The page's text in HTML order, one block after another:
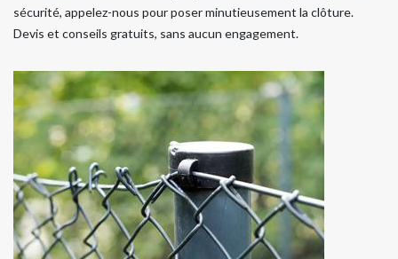
sécurité, appelez-nous pour poser minutieusement la clôture.
Devis et conseils gratuits, sans aucun engagement.